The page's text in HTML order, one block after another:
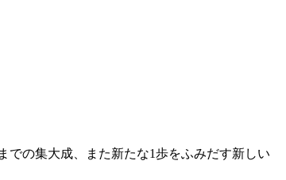
での集大成、また新たな1歩をふみだす新しい